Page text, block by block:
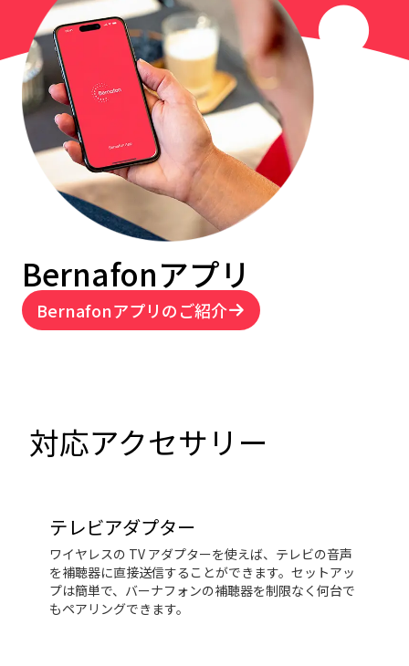
Bernafonアプリ
Bernafonアプリのご紹介
対応アクセサリー
テレビアダプター
ワイヤレスの TV アダプターを使えば、テレビの音声
を補聴器に直接送信することができます。セットアッ
プは簡単で、バーナフォンの補聴器を制限なく何台で
もペアリングできます。